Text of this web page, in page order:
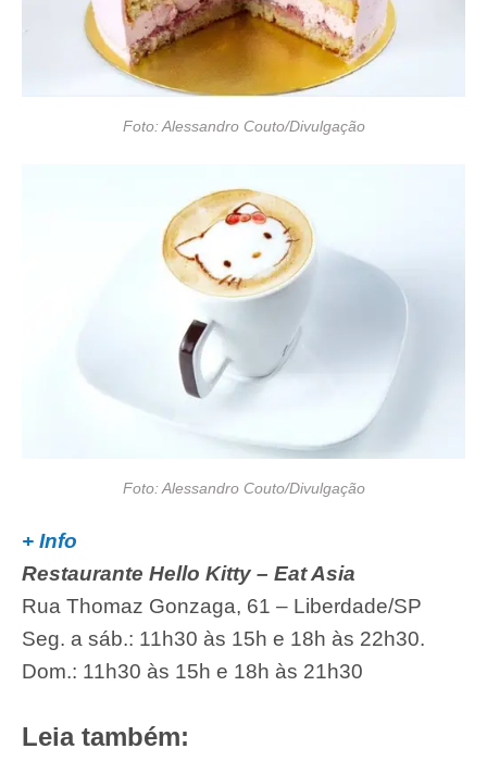
Foto: Alessandro Couto/Divulgação
Foto: Alessandro Couto/Divulgação
+ Info
Restaurante Hello Kitty – Eat Asia
Rua Thomaz Gonzaga, 61 – Liberdade/SP
Seg. a sáb.: 11h30 às 15h e 18h às 22h30.
Dom.: 11h30 às 15h e 18h às 21h30
Leia também: